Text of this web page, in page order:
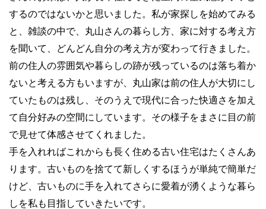
するのではないかと思いました。私が家探しを始めてみる
と、雑談の中で、丸山さんの暮らし方、家に対する考え方
を聞いて、どんどん自分の考え方が変わって行きました。
前の住人の雰囲気や暮らしの跡が残っているのは落ち着か
ないと考える方もいますが、丸山家は前の住人が大切にし
ていたものは残し、そのうえで現代に合った快適さを加え
て自分好みの空間にしています。その様子をまさに目の前
で見せて体感させてくれました。
手を入れればこれからも長く住める古い住宅はたくさんあ
ります。古いものを捨てて新しくするほうが単純で簡単だ
けど、古いものに手を入れてさらに愛着が湧くような暮ら
しを私も目指していきたいです。